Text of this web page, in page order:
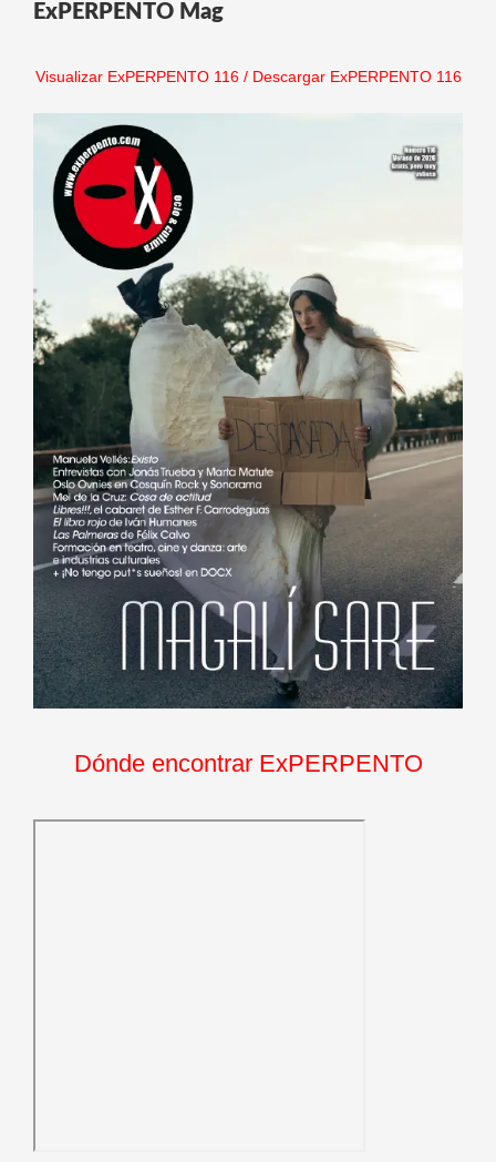
ExPERPENTO Mag
Visualizar ExPERPENTO 116/ Descargar ExPERPENTO 116
Dónde encontrar ExPERPENTO